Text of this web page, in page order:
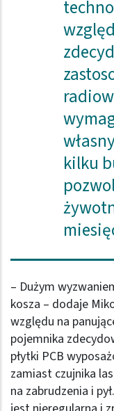
kilku
– Dużym
kosza – dodaje
względu na
pojemnika
płytki PCB
zamiast czujnika
na zabrudzenia i